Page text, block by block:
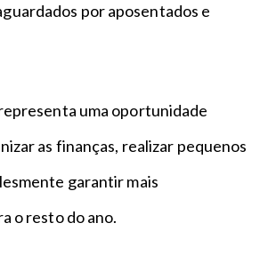
por aposentados e
uma oportunidade
as finanças, realizar pequenos
garantir mais
o resto do ano.